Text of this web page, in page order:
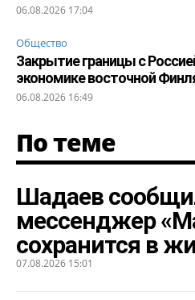
06.08.2026 17:04
Общество
Закрытие границы с
экономике восточной
06.08.2026 16:49
По теме
Шадаев
мессенджер
сохранится в
07.08.2026 15:01